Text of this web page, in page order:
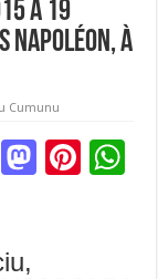
à 19
Napoléon, à
Cumunu
C
M Pi